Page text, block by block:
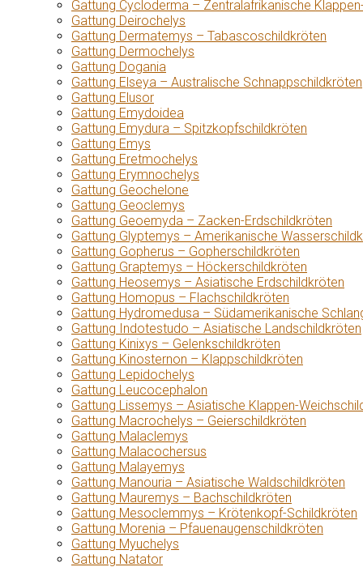
Gattung Cycloderma – Zentralafrikanische
Gattung Deirochelys
Gattung Dermatemys – Tabascoschildkröten
Gattung Dermochelys
Gattung Dogania
Gattung Elseya – Australische Schnappschildkröten
Gattung Elusor
Gattung Emydoidea
Gattung Emydura – Spitzkopfschildkröten
Gattung Emys
Gattung Eretmochelys
Gattung Erymnochelys
Gattung Geochelone
Gattung Geoclemys
Gattung Geoemyda – Zacken-Erdschildkröten
Gattung Glyptemys – Amerikanische
Gattung Gopherus – Gopherschildkröten
Gattung Graptemys – Höckerschildkröten
Gattung Heosemys – Asiatische Erdschildkröten
Gattung Homopus – Flachschildkröten
Gattung Hydromedusa – Südamerikanische
Gattung Indotestudo – Asiatische Landschildkröten
Gattung Kinixys – Gelenkschildkröten
Gattung Kinosternon – Klappschildkröten
Gattung Lepidochelys
Gattung Leucocephalon
Gattung Lissemys – Asiatische Klappen-
Gattung Macrochelys – Geierschildkröten
Gattung Malaclemys
Gattung Malacochersus
Gattung Malayemys
Gattung Manouria – Asiatische Waldschildkröten
Gattung Mauremys – Bachschildkröten
Gattung Mesoclemmys – Krötenkopf-Schildkröten
Gattung Morenia – Pfauenaugenschildkröten
Gattung Myuchelys
Gattung Natator